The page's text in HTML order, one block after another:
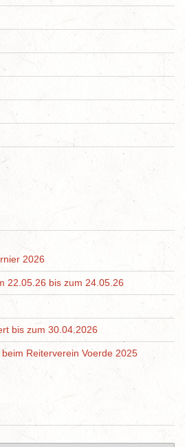
2026
22.05.26 bis zum 24.05.26
bis zum 30.04.2026
Reiterverein Voerde 2025